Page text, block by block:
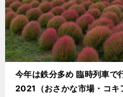
今年は鉄分多め 臨時列車で
2021（おさかな市場・コキ